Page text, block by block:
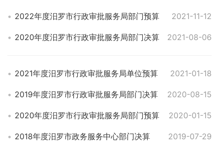
2022年度汨罗市行政审批服务局部门预算 2021-11-12
2020年度汨罗市行政审批服务局部门决算 2021-08-06
2021年度汨罗市行政审批服务局单位预算 2021-01-18
2019年度汨罗市行政审批服务局部门决算 2020-08-15
2020年度汨罗市行政审批服务局部门预算 2020-01-15
2018年度汨罗市政务服务中心部门决算 2019-07-29